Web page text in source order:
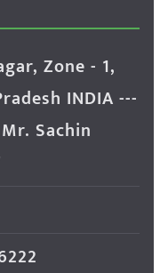
Zone - 1,
INDIA ---
Sachin